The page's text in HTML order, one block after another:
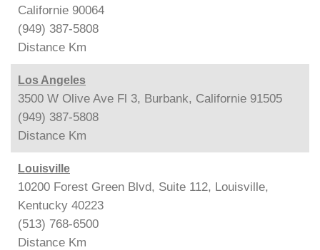
Californie 90064
(949) 387-5808
Distance Km
Los Angeles
3500 W Olive Ave Fl 3, Burbank, Californie 91505
(949) 387-5808
Distance Km
Louisville
10200 Forest Green Blvd, Suite 112, Louisville,
Kentucky 40223
(513) 768-6500
Distance Km